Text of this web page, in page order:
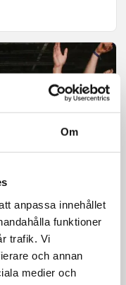
Om
anpassa innehållet
funktioner
trafik. Vi
och annan
medier och
till